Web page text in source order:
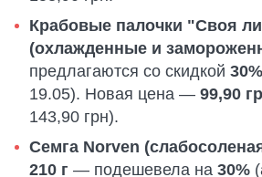
Крабовые палочки "Своя
(охлажденные и
предлагаются со скидкой 30%
19.05). Новая цена — 99,90
143,90 грн).
Семга Norven
210 г — подешевела на 30%